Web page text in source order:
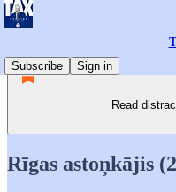
Subscribe
Sign in
Read
Rīgas astoņkājis